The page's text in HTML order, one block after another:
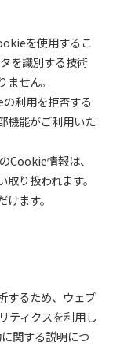
を使用するこ
を識別する技術
せん。
利用を拒否する
機能がご利用いた
Cookie情報は、
り扱われます。
けます。
するため、ウェブ
ティクスを利用し
関する説明につ